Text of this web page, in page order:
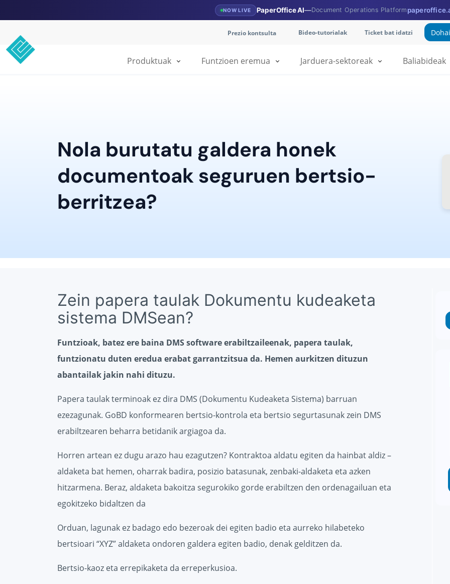
NOW LIVE PaperOffice AI—Document Operations Platform
Prezio kontsulta Bideo-tutorialak Ticket bat idatzi
Baliabideak
Jarduera-sektoreak
Funtzioen eremua
Produktuak
Nola burutatu galdera honek
documentoak seguruen bertsio-
berritzea?
Zein papera taulak Dokumentu kudeaketa
sistema DMSean?
Funtzioak, batez ere baina DMS software erabiltzaileenak, papera taulak,
funtzionatu duten eredua erabat garrantzitsua da. Hemen aurkitzen dituzun
abantailak jakin nahi dituzu.
Papera taulak terminoak ez dira DMS (Dokumentu Kudeaketa Sistema) barruan
ezezagunak. GoBD konformearen bertsio-kontrola eta bertsio segurtasunak zein DMS
erabiltzearen beharra betidanik argiagoa da.
Horren artean ez dugu arazo hau ezagutzen? Kontraktoa aldatu egiten da hainbat aldiz –
aldaketa bat hemen, oharrak badira, posizio batasunak, zenbaki-aldaketa eta azken
hitzarmena. Beraz, aldaketa bakoitza segurokiko gorde erabiltzen den ordenagailuan eta
egokitzeko bidaltzen da
Orduan, lagunak ez badago edo bezeroak dei egiten badio eta aurreko hilabeteko
bertsioari “XYZ” aldaketa ondoren galdera egiten badio, denak gelditzen da.
Bertsio-kaoz eta errepikaketa da erreperkusioa.